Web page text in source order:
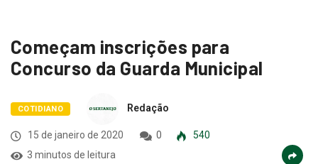
Começam inscrições para
Concurso da Guarda Municipal
COTIDIANO Redação
15 de janeiro de 2020 0
540
3 minutos de leitura